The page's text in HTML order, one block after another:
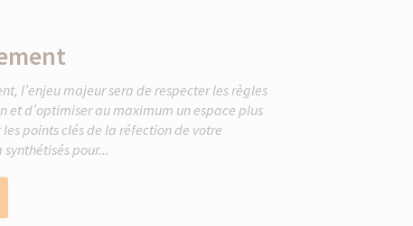
l’enjeu majeur sera de respecter les règles
et d’optimiser au maximum un espace plus
points clés de la réfection de votre
pour...